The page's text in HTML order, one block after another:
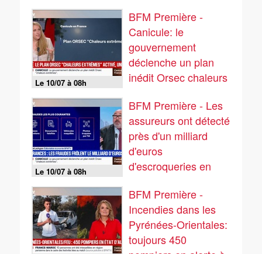
Marine Le Pen
Le 10/07 à 08h
BFM Première -
Canicule: le
gouvernement
déclenche un plan
inédit Orsec chaleurs
Le 10/07 à 08h
BFM Première - Les
assureurs ont détecté
près d'un milliard
d'euros
d'escroqueries en
augmentation de 5%
par rapport à 2024
BFM Première -
Incendies dans les
Pyrénées-Orientales:
toujours 450